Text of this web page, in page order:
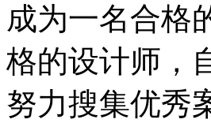
成为一名合格
格的设计师，
努力搜集优秀